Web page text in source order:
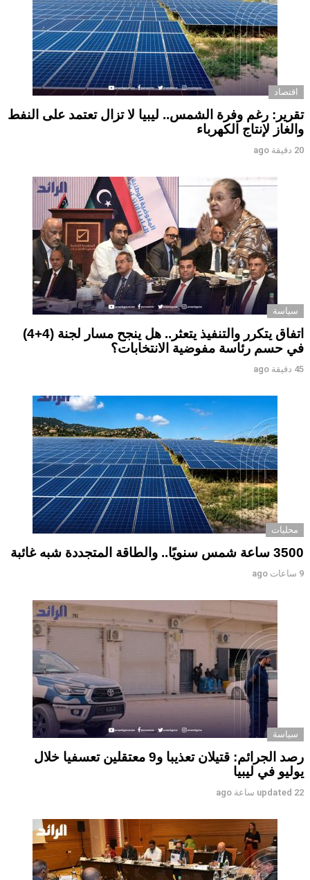
اقتصاد
تقرير: رغم وفرة الشمس.. ليبيا لا تزال تعتمد على النفط
والغاز لإنتاج الكهرباء
20 دقيقة ago
سياسة
اتفاق يتكرر والتنفيذ يتعثر.. هل ينجح مسار لجنة (4+4)
في حسم رئاسة مفوضية الانتخابات؟
45 دقيقة ago
محليات
3500 ساعة شمس سنويًا.. والطاقة المتجددة شبه غائبة
9 ساعات ago
سياسة
رصد الجرائم: قتيلان تعذيبا و9 معتقلين تعسفيا خلال
يوليو في ليبيا
updated 22 ساعة ago